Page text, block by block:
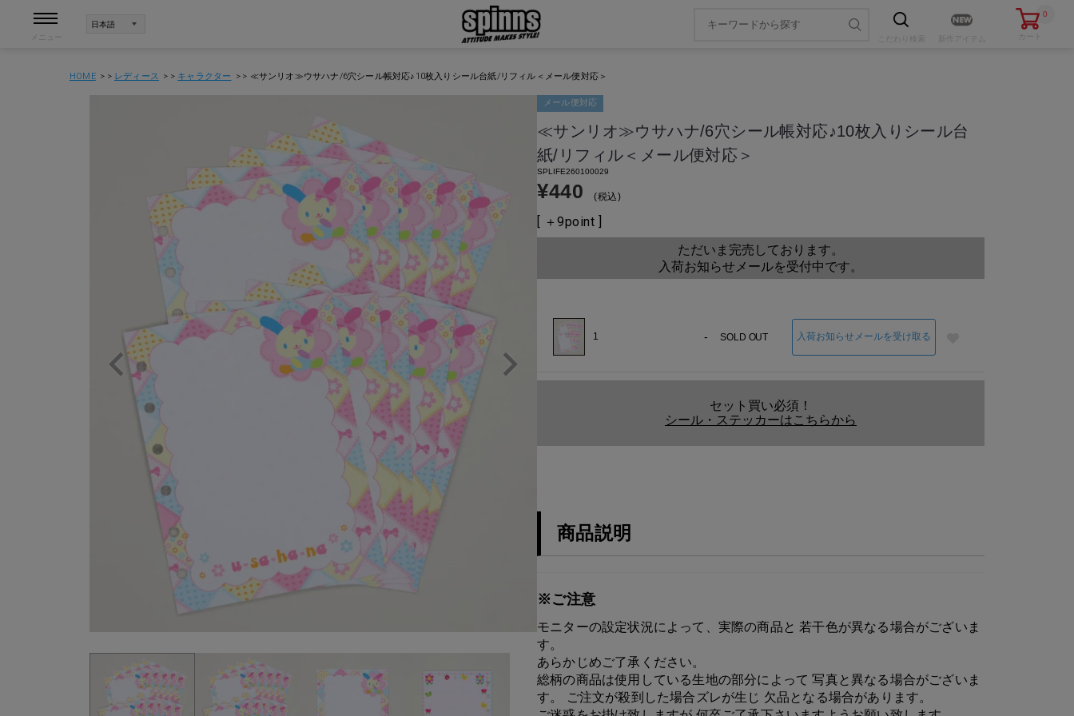
0
カート
HOME レディース キャラクター ≪サンリオ≫ウサハナ/6穴シール帳対応♪10枚入りシール台紙/リフィル＜メール便対応＞
メール便対応
≪サンリオ≫ウサハナ/6穴シール帳対応♪10枚入りシール台
紙/リフィル＜メール便対応＞
SPLIFE260100029
¥440 税込
[ ＋9point ]
ただいま完売しております。
入荷お知らせメールを受付中です。
1 - SOLD OUT 入荷お知らせメールを受け取る
セット買い必須！
シール・ステッカーはこちらから
商品説明
※ご注意
モニターの設定状況によって、実際の商品と 若干色が異なる場合がございま
す。
あらかじめご了承ください。
総柄の商品は使用している生地の部分によって 写真と異なる場合がございま
す。 ご注文が殺到した場合ズレが生じ 欠品となる場合があります。
1